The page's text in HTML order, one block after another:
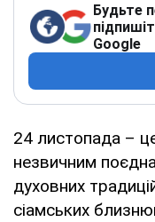
Будьте
Google
24 листопада –
незвичним
духовних
сіамських